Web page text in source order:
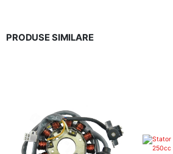
PRODUSE SIMILARE